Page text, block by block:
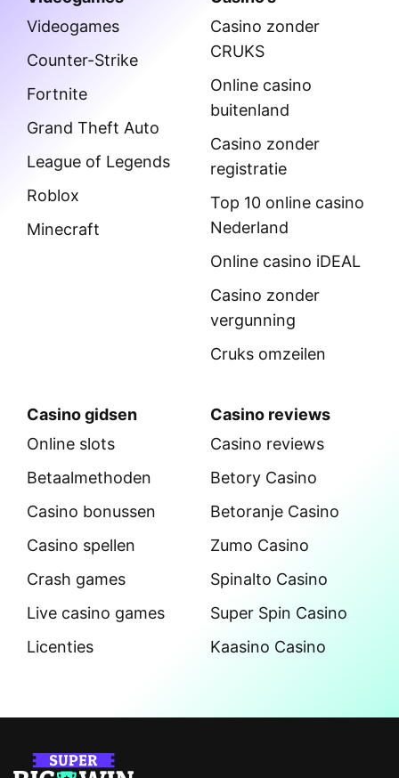
Videogames
Counter-Strike
Fortnite
Grand Theft Auto
League of Legends
Roblox
Minecraft
Casino zonder
CRUKS
Online casino
buitenland
Casino zonder
registratie
Top 10 online casino
Nederland
Online casino iDEAL
Casino zonder
vergunning
Cruks omzeilen
Casino gidsen
Online slots
Betaalmethoden
Casino bonussen
Casino spellen
Crash games
Live casino games
Licenties
Casino reviews
Casino reviews
Betory Casino
Betoranje Casino
Zumo Casino
Spinalto Casino
Super Spin Casino
Kaasino Casino